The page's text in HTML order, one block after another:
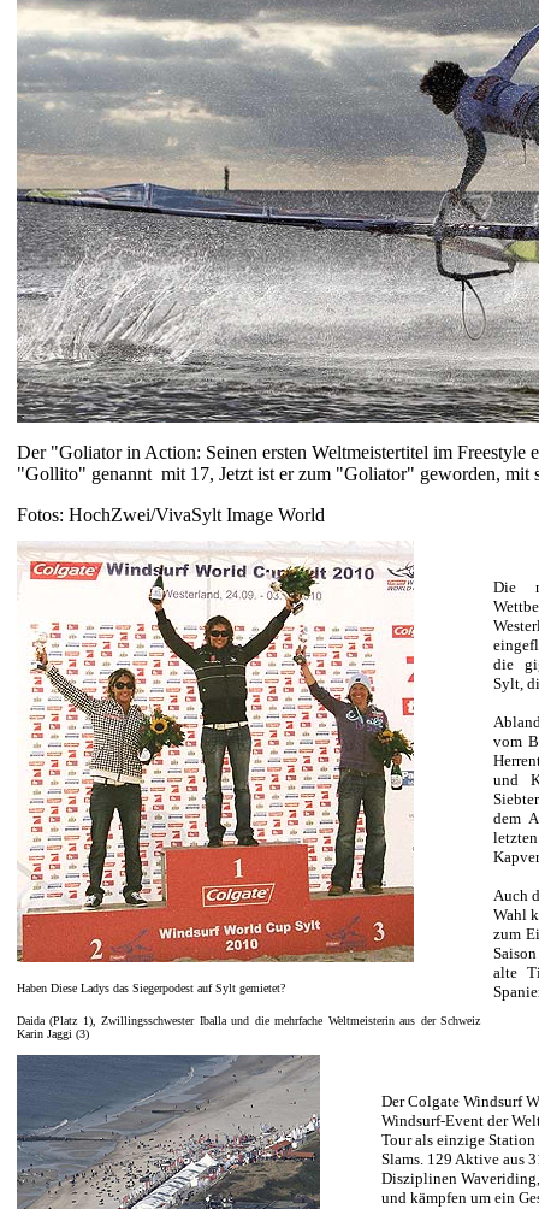
Der "Goliator in Action: Seinen ersten Weltmeistertitel im Freestyle
"Gollito" genannt mit 17, Jetzt ist er zum "Goliator" geworden, mit
Fotos: HochZwei/VivaSylt Image World
Haben Diese Ladys das Siegerpodest auf Sylt gemietet?
Daida (Platz 1), Zwillingsschwester Iballa und die mehrfache Weltmeisterin aus der Schweiz
Karin Jaggi (3)
Die
die
Sylt,
vom
und
dem
Auch
Wahl
zum
alte
Der Colgate Windsurf
Windsurf-Event der
Tour als einzige Station
Slams. 129 Aktive aus
Disziplinen
und kämpfen um ein